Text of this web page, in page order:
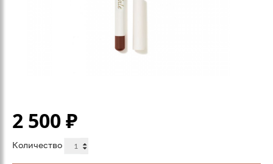
2 500₽
Количество